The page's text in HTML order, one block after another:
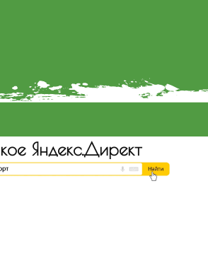
Яндекс.Директ